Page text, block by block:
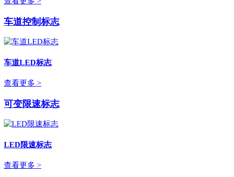
车道控制标志
车道LED标志
查看更多 >
可变限速标志
LED限速标志
查看更多 >